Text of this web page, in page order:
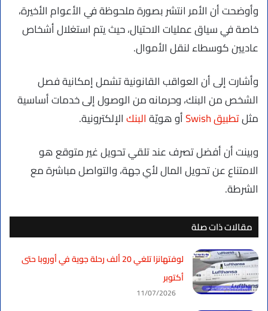
وأوضحت أن الأمر انتشر بصورة ملحوظة في الأعوام الأخيرة،
خاصة في سياق عمليات الاحتيال، حيث يتم استغلال أشخاص
عاديين كوسطاء لنقل الأموال.
وأشارت إلى أن العواقب القانونية تشمل إمكانية فصل
الشخص من البنك، وحرمانه من الوصول إلى خدمات أساسية
مثلتطبيق Swish أو هويّةالبنكالإلكترونية.
وبينت أن أفضل تصرف عند تلقي تحويل غير متوقع هو
الامتناع عن تحويل المال لأي جهة، والتواصل مباشرة مع
الشرطة.
مقالات ذات صلة
لوفتهانزا تلغي 20 ألف رحلة جوية في أوروبا حتى
أكتوبر
11/07/2026